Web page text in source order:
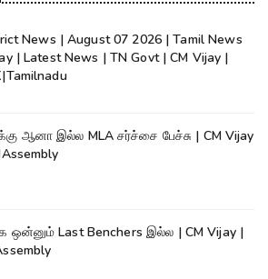
News | August 07 2026 | Tamil News
| Latest News | TN Govt | CM Vijay |
ஆனா இல்ல MLA சர்ச்சை பேச்சு | CM Vijay
ஒன்னும் Last Benchers இல்ல | CM Vijay |